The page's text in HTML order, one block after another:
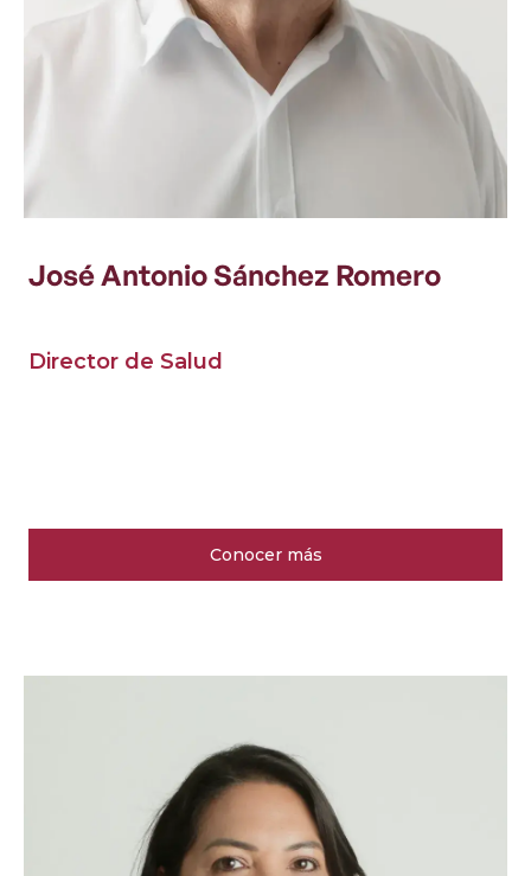
José Antonio Sánchez Romero
Director de Salud
Conocer más